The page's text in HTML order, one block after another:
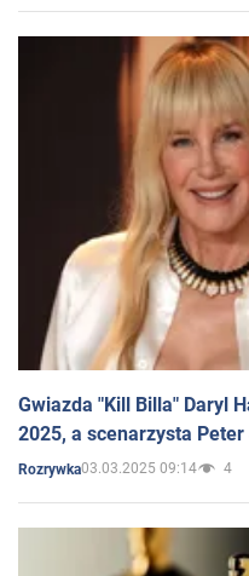
Gwiazda "Kill Billa" Daryl
2025, a scenarzysta
Rozrywka03.03.2025 09:14 4